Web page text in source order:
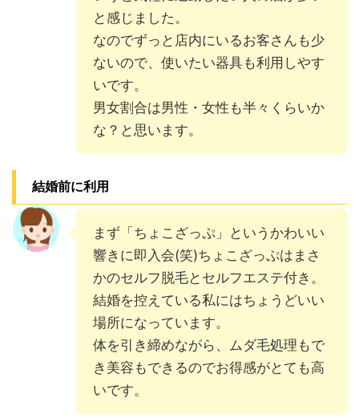
と感じました。
なのでずっと店内にいるお客さんも少
ないので、使いたい器具も利用しやす
いです。
男女割合は男性・女性も半々くらいか
な？と思います。
結婚前に利用
まず「ちょこざっぷ」というかわいい
響きに即入会(笑)ちょこざっぷはまさ
かのセルフ脱毛とセルフエステ付き。
結婚を控えている私にはちょうどいい
場所になっています。
体を引き締めながら、ムダ毛処理もで
き美容もできるのでお得感がとても高
いです。